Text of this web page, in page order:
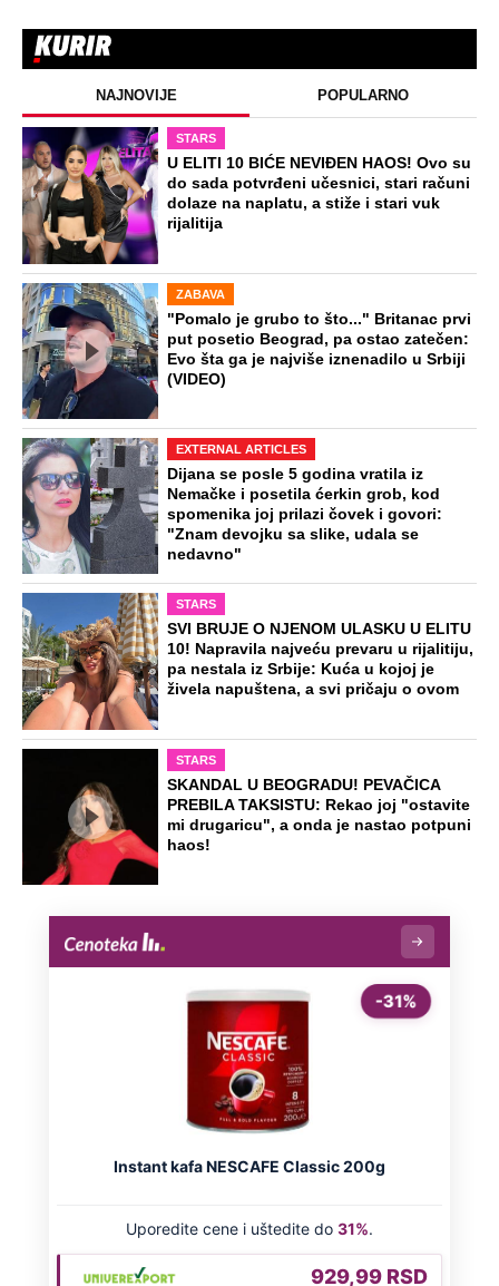
NAJNOVIJE POPULARNO
STARS
U ELITI 10 BIĆE NEVIĐEN HAOS! Ovo su
do sada potvrđeni učesnici, stari računi
dolaze na naplatu, a stiže i stari vuk
rijalitija
ZABAVA
"Pomalo je grubo to što..." Britanac prvi
put posetio Beograd, pa ostao zatečen:
Evo šta ga je najviše iznenadilo u Srbiji
(VIDEO)
EXTERNAL ARTICLES
Dijana se posle 5 godina vratila iz
Nemačke i posetila ćerkin grob, kod
spomenika joj prilazi čovek i govori:
"Znam devojku sa slike, udala se
nedavno"
STARS
SVI BRUJE O NJENOM ULASKU U ELITU
10! Napravila najveću prevaru u rijalitiju,
pa nestala iz Srbije: Kuća u kojoj je
živela napuštena, a svi pričaju o ovom
STARS
SKANDAL U BEOGRADU! PEVAČICA
PREBILA TAKSISTU: Rekao joj "ostavite
mi drugaricu", a onda je nastao potpuni
haos!